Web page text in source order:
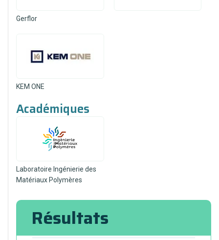
Gerflor
KEM ONE
Académiques
Laboratoire Ingénierie des
Matériaux Polymères
Résultats